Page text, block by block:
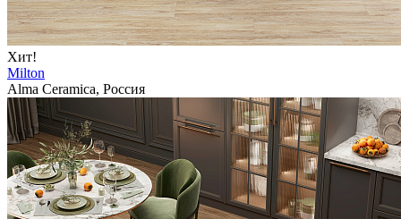
Хит!
Milton
Alma Ceramica, Россия